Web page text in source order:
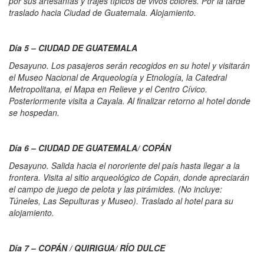
traslado hacia Ciudad de Guatemala. Alojamiento.
Día 5 – CIUDAD DE GUATEMALA
Desayuno. Los pasajeros serán recogidos en su hotel y visitarán
el Museo Nacional de Arqueología y Etnología, la Catedral
Metropolitana, el Mapa en Relieve y el Centro Cívico.
Posteriormente visita a Cayala. Al finalizar retorno al hotel donde
se hospedan.
Día 6 – CIUDAD DE GUATEMALA/ COPÁN
Desayuno. Salida hacia el nororiente del país hasta llegar a la
frontera. Visita al sitio arqueológico de Copán, donde apreciarán
el campo de juego de pelota y las pirámides. (No incluye:
Túneles, Las Sepulturas y Museo). Traslado al hotel para su
alojamiento.
Día 7 – COPÁN / QUIRIGUA/ RÍO DULCE